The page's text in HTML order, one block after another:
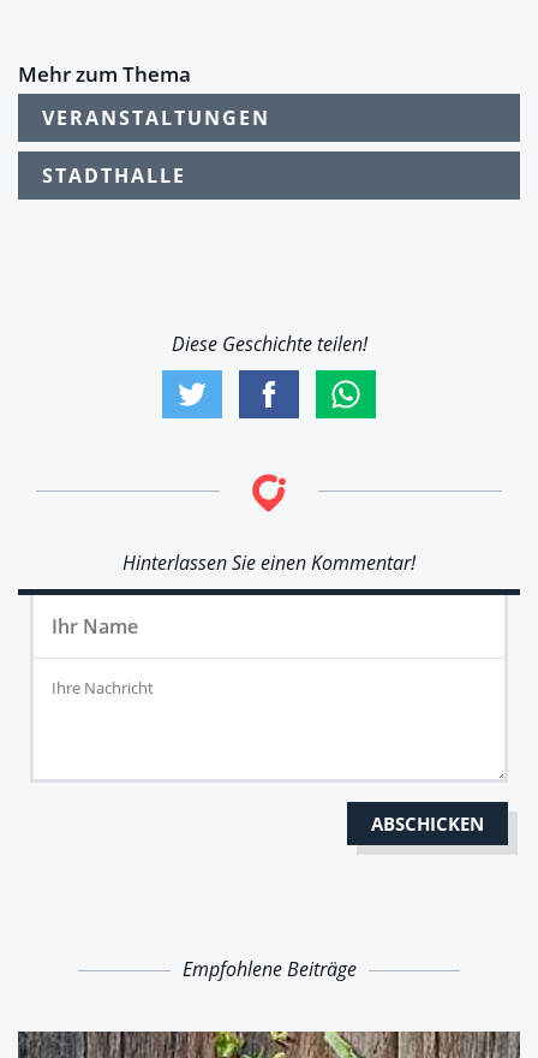
Mehr zum Thema
VERANSTALTUNGEN
STADTHALLE
Diese Geschichte teilen!
Hinterlassen Sie einen Kommentar!
Empfohlene Beiträge